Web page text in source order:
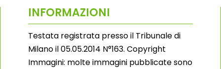
INFORMAZIONI
Testata registrata presso il Tribunale di
Milano il 05.05.2014 N°163. Copyright
Immagini: molte immagini pubblicate sono